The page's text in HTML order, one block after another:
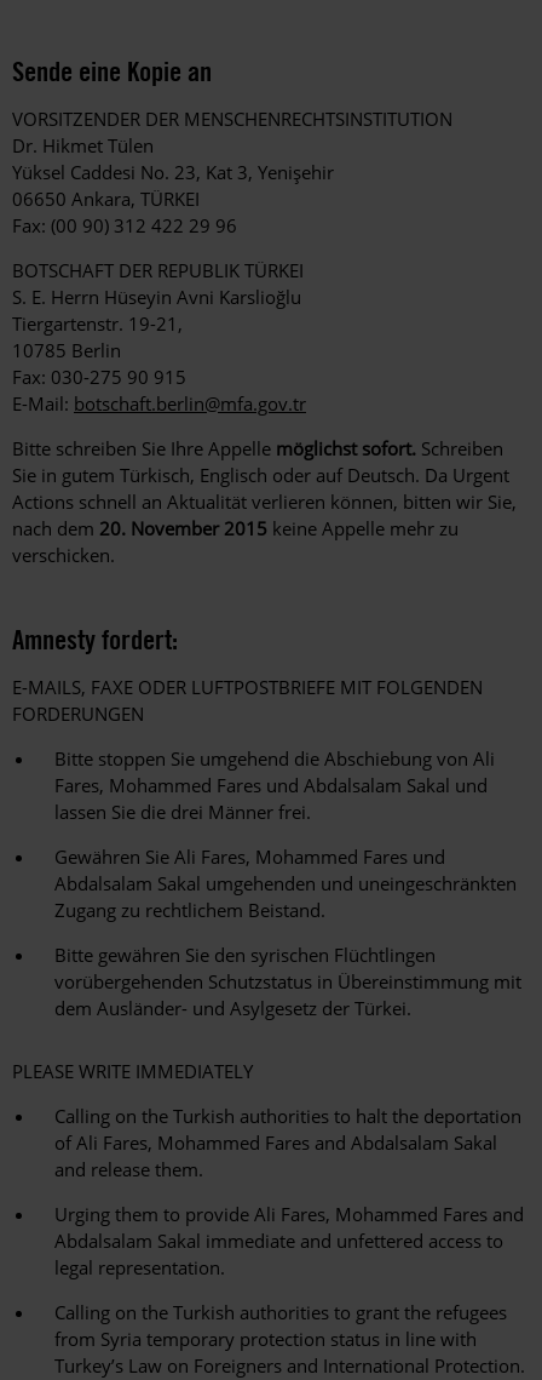
Sende eine Kopie an
VORSITZENDER DER MENSCHENRECHTSINSTITUTION
Dr. Hikmet Tülen
Yüksel Caddesi No. 23, Kat 3, Yenişehir
06650 Ankara, TÜRKEI
Fax: (00 90) 312 422 29 96
BOTSCHAFT DER REPUBLIK TÜRKEI
S. E. Herrn Hüseyin Avni Karslioğlu
Tiergartenstr. 19-21,
10785 Berlin
Fax: 030-275 90 915
E-Mail: botschaft.berlin@mfa.gov.tr
Bitte schreiben Sie Ihre Appelle möglichst sofort. Schreiben
Sie in gutem Türkisch, Englisch oder auf Deutsch. Da Urgent
Actions schnell an Aktualität verlieren können, bitten wir Sie,
nach dem 20. November 2015 keine Appelle mehr zu
verschicken.
Amnesty fordert:
E-MAILS, FAXE ODER LUFTPOSTBRIEFE MIT FOLGENDEN
FORDERUNGEN
Bitte stoppen Sie umgehend die Abschiebung von Ali
Fares, Mohammed Fares und Abdalsalam Sakal und
lassen Sie die drei Männer frei.
Gewähren Sie Ali Fares, Mohammed Fares und
Abdalsalam Sakal umgehenden und uneingeschränkten
Zugang zu rechtlichem Beistand.
Bitte gewähren Sie den syrischen Flüchtlingen
vorübergehenden Schutzstatus in Übereinstimmung mit
dem Ausländer- und Asylgesetz der Türkei.
PLEASE WRITE IMMEDIATELY
Calling on the Turkish authorities to halt the deportation
of Ali Fares, Mohammed Fares and Abdalsalam Sakal
and release them.
Urging them to provide Ali Fares, Mohammed Fares and
Abdalsalam Sakal immediate and unfettered access to
legal representation.
Calling on the Turkish authorities to grant the refugees
from Syria temporary protection status in line with
Turkey’s Law on Foreigners and International Protection.